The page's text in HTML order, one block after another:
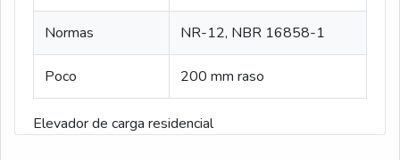
Normas NR-12, NBR 16858-1
Poco 200 mm raso
Elevador de carga residencial